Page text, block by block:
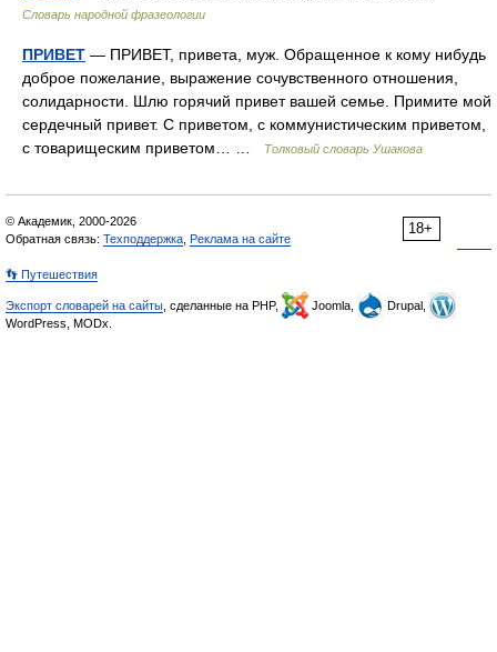
Словарь народной фразеологии
ПРИВЕТ — ПРИВЕТ, привета, муж. Обращенное к кому нибудь
доброе пожелание, выражение сочувственного отношения,
солидарности. Шлю горячий привет вашей семье. Примите мой
сердечный привет. С приветом, с коммунистическим приветом,
с товарищеским приветом… …
Толковый словарь Ушакова
18+
© Академик, 2000-2026
Обратная связь: Техподдержка Реклама на сайте
👣 Путешествия
Экспорт словарей на сайты , сделанные на PHP, Joomla,
Drupal,
WordPress, MODx.